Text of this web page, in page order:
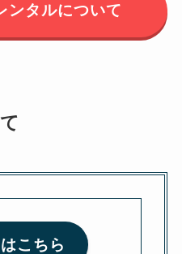
ンタルについて
こちら